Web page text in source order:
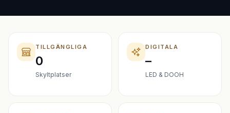
TILLGÄNGLIGA
0
Skyltplatser
DIGITALA
–
LED & DOOH